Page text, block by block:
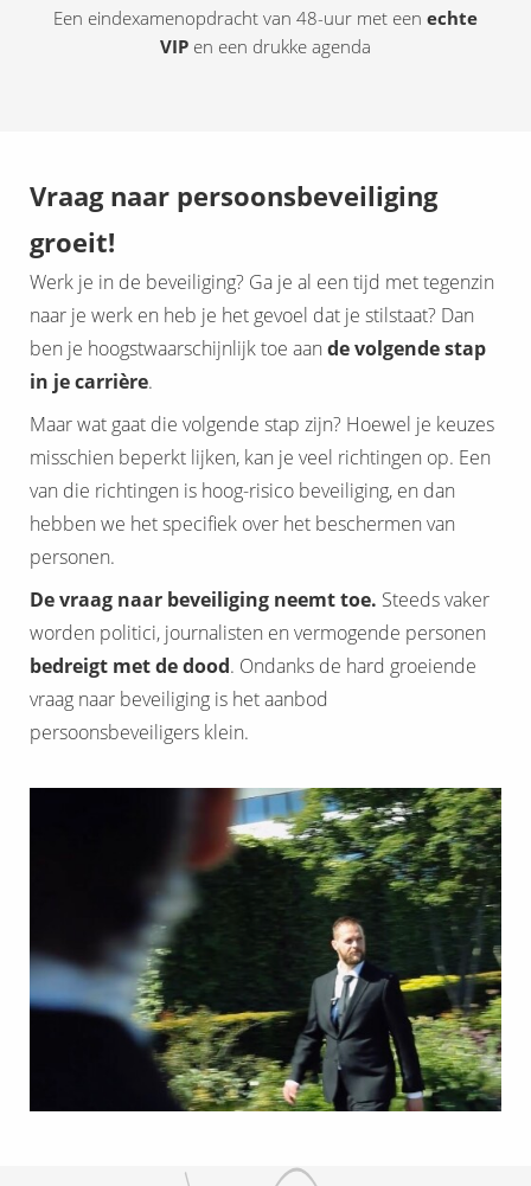
Een eindexamenopdracht van 48-uur met een echte
VIP en een drukke agenda
Vraag naar persoonsbeveiliging
groeit!
Werk je in de beveiliging? Ga je al een tijd met tegenzin
naar je werk en heb je het gevoel dat je stilstaat? Dan
ben je hoogstwaarschijnlijk toe aan devolgende stap
in je carrière.
Maar wat gaat die volgende stap zijn? Hoewel je keuzes
misschien beperkt lijken, kan je veel richtingen op. Een
van die richtingen is hoog-risico beveiliging, en dan
hebben we het specifiek over het beschermen van
personen.
De vraag naar beveiliging neemt toe. Steeds vaker
worden politici, journalisten en vermogende personen
bedreigt met de dood. Ondanks de hard groeiende
vraag naar beveiliging is het aanbod
persoonsbeveiligers klein.